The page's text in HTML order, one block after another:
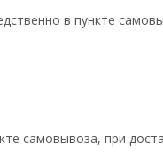
в пункте
самовывоза, при